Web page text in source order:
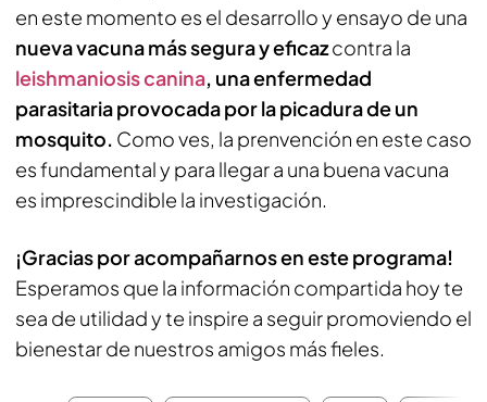
en este momento es el desarrollo y ensayo de una
nueva vacuna más segura y eficazcontra la
leishmaniosis canina, una enfermedad
parasitaria provocada por la picadura de un
mosquito. Como ves, la prenvención en este caso
es fundamental y para llegar a una buena vacuna
es imprescindible la investigación.
¡Gracias por acompañarnos en este programa!
Esperamos que la información compartida hoy te
sea de utilidad y te inspire a seguir promoviendo el
bienestar de nuestros amigos más fieles.